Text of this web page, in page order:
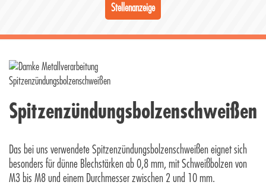
Stellenanzeige
BOLZENSCHWEISSEN?
Spitzenzündungsbolzenschweißen
Das bei uns verwendete Spitzenzündungsbolzenschweißen eignet sich
besonders für dünne Blechstärken ab 0,8 mm, mit Schweißbolzen von
M3 bis M8 und einem Durchmesser zwischen 2 und 10 mm.